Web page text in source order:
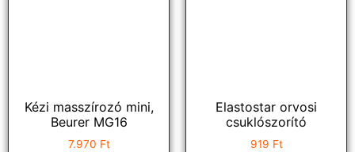
Kézi masszírozó mini,
Beurer MG16
7.970 Ft
Elastostar orvosi
csuklószorító
919 Ft